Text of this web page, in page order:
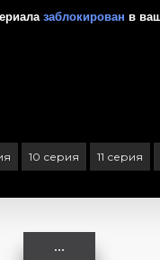
10 серия 11 серия